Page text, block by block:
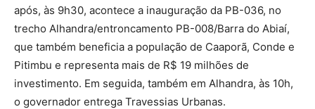
após, às 9h30, acontece a inauguração da PB-036, no
trecho Alhandra/entroncamento PB-008/Barra do Abiaí,
que também beneficia a população de Caaporã, Conde e
Pitimbu e representa mais de R$ 19 milhões de
investimento. Em seguida, também em Alhandra, às 10h,
o governador entrega Travessias Urbanas.